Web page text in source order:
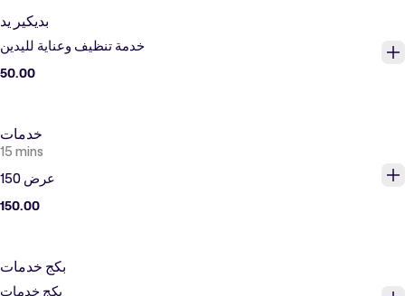
بديكير يد
خدمة تنظيف وعناية لليدين
50.00
خدمات
15 mins
عرض 150
150.00
بكج خدمات
بكج خدمات